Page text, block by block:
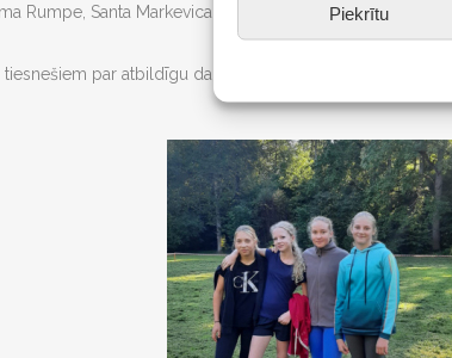
Piekrītu
Rumpe, Santa Markevica, Pēteris Kalniņš.
tiesnešiem par atbildīgu darbu – Linda Bandere, Eva